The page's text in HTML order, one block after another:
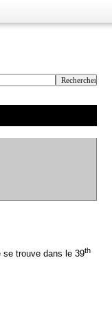
se trouve dans le 39th